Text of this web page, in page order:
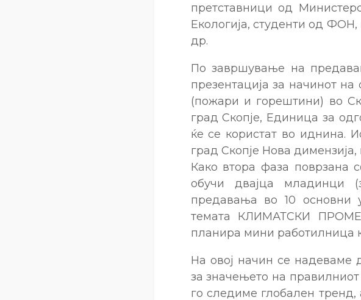
претставници од
Екологија, студенти од
др.
По завршување на
презентација за начинот
(пожари и горештини) во
град Скопје, Единица за
ќе се користат во иднина.
град Скопје Нова
Како втора фаза поврзана
обучи двајца младинци
предавања во 10 основни
темата КЛИМАТСКИ
планира мини работилница
На овој начин се надеваме
за значењето на правилниот
го следиме глобален